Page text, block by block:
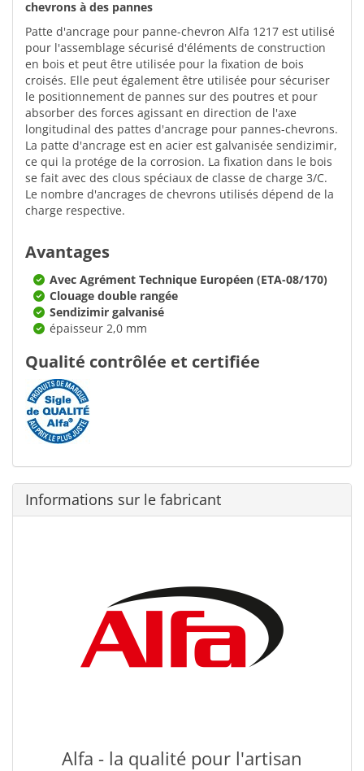
chevrons à des pannes
Patte d'ancrage pour panne-chevron Alfa 1217 est utilisé
pour l'assemblage sécurisé d'éléments de construction
en bois et peut être utilisée pour la fixation de bois
croisés. Elle peut également être utilisée pour sécuriser
le positionnement de pannes sur des poutres et pour
absorber des forces agissant en direction de l'axe
longitudinal des pattes d'ancrage pour pannes-chevrons.
La patte d'ancrage est en acier est galvanisée sendizimir,
ce qui la protége de la corrosion. La fixation dans le bois
se fait avec des clous spéciaux de classe de charge 3/C.
Le nombre d'ancrages de chevrons utilisés dépend de la
charge respective.
Avantages
Avec Agrément Technique Européen (ETA-08/170)
Clouage double rangée
Sendizimir galvanisé
épaisseur 2,0 mm
Qualité contrôlée et certifiée
Informations sur le fabricant
Alfa - la qualité pour l'artisan